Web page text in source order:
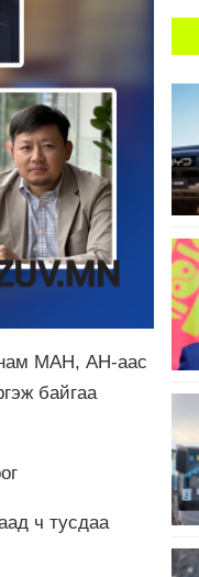
нам МАН, АН-аас
байгаа
ч тусдаа